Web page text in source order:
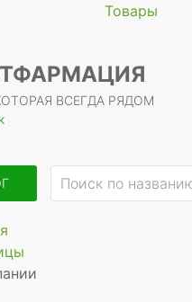
Товары
ВСЕГДА РЯДОМ